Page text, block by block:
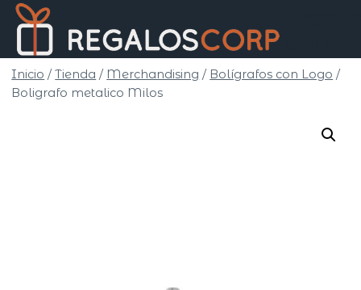
Saltar
contenido
Inicio / Tienda / Merchandising / Bolígrafos con Logo /
Boligrafo metalico Milos